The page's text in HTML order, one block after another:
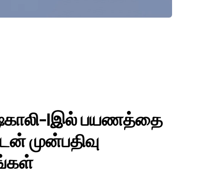
Iஇல் பயணத்தை
முன்பதிவு